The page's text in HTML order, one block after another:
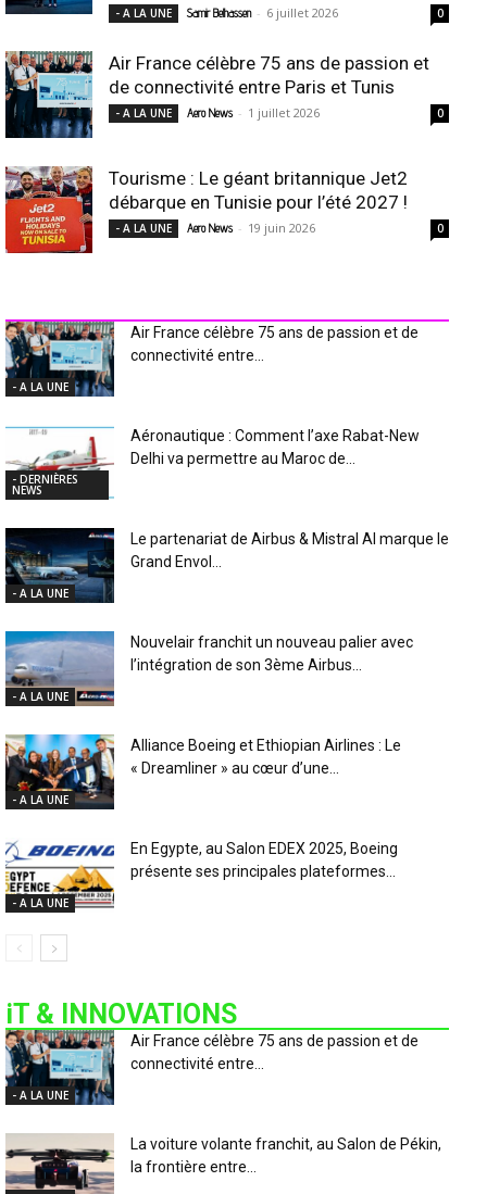
- A LA UNE Samir Belhassen - 6 juillet 2026 0
Air France célèbre 75 ans de passion et
de connectivité entre Paris et Tunis
- A LA UNE Aero News - 1 juillet 2026 0
Tourisme : Le géant britannique Jet2
débarque en Tunisie pour l’été 2027 !
- A LA UNE Aero News - 19 juin 2026 0
- A LA UNE
Air France célèbre 75 ans de passion et de
connectivité entre...
- DERNIÈRES
NEWS
Aéronautique : Comment l’axe Rabat-New
Delhi va permettre au Maroc de...
- A LA UNE
Le partenariat de Airbus & Mistral AI marque le
Grand Envol...
- A LA UNE
Nouvelair franchit un nouveau palier avec
l’intégration de son 3ème Airbus...
- A LA UNE
Alliance Boeing et Ethiopian Airlines : Le
« Dreamliner » au cœur d’une...
- A LA UNE
En Egypte, au Salon EDEX 2025, Boeing
présente ses principales plateformes...
iT & INNOVATIONS
- A LA UNE
Air France célèbre 75 ans de passion et de
connectivité entre...
La voiture volante franchit, au Salon de Pékin,
la frontière entre...